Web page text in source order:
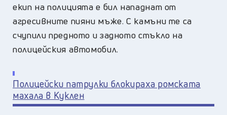
екип на полицията е бил нападнат от
агресивните пияни мъже. С камъни те са
счупили предното и задното стъкло на
полицейския автомобил.
Полицейски патрулки блокираха ромската
махала в Куклен